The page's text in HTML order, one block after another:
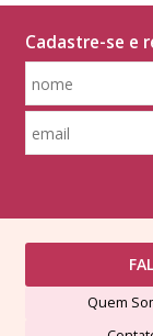
Cadastre-se e
Quem